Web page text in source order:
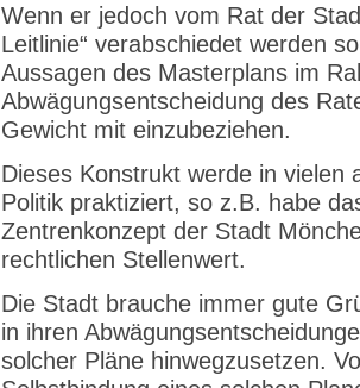
Wenn er jedoch vom Rat der
Leitlinie“ verabschiedet werden
Aussagen des Masterplans im
Abwägungsentscheidung des
Gewicht mit einzubeziehen.
Dieses Konstrukt werde in vielen
Politik praktiziert, so z.B. habe
Zentrenkonzept der Stadt
rechtlichen Stellenwert.
Die Stadt brauche immer gute
in ihren
solcher Pläne hinwegzusetzen.